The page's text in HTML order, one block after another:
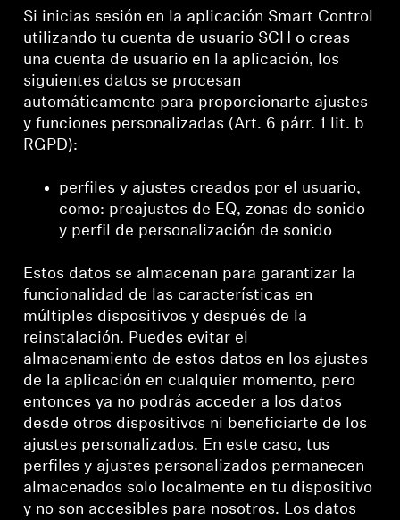
Si inicias sesión en la aplicación Smart Control
utilizando tu cuenta de usuario SCH o creas
una cuenta de usuario en la aplicación, los
siguientes datos se procesan
automáticamente para proporcionarte ajustes
y funciones personalizadas (Art. 6 párr. 1 lit. b
RGPD):
perfiles y ajustes creados por el usuario,
como: preajustes de EQ, zonas de sonido
y perfil de personalización de sonido
Estos datos se almacenan para garantizar la
funcionalidad de las características en
múltiples dispositivos y después de la
reinstalación. Puedes evitar el
almacenamiento de estos datos en los ajustes
de la aplicación en cualquier momento, pero
entonces ya no podrás acceder a los datos
desde otros dispositivos ni beneficiarte de los
ajustes personalizados. En este caso, tus
perfiles y ajustes personalizados permanecen
almacenados solo localmente en tu dispositivo
y no son accesibles para nosotros. Los datos